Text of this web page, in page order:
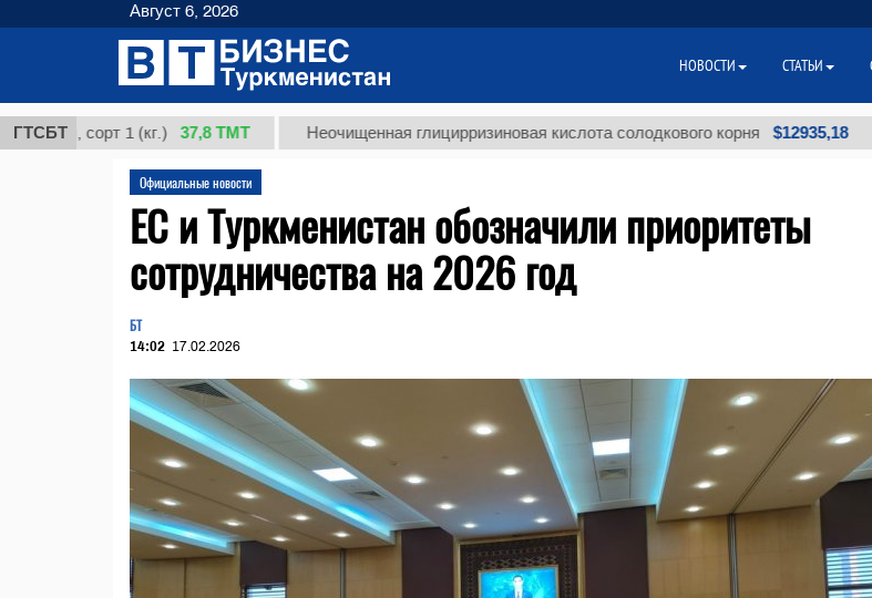
ГТСБТ
сорт 1 (кг.) 37,8 ТМТ Неочищенная глицирризиновая кислота солодкового корня $12935,18
Официальные новости
ЕС и Туркменистан обозначили приоритеты
сотрудничества на 2026 год
БТ
14:02 17.02.2026
Август 6, 2026
НОВОСТИ СТАТЬИ